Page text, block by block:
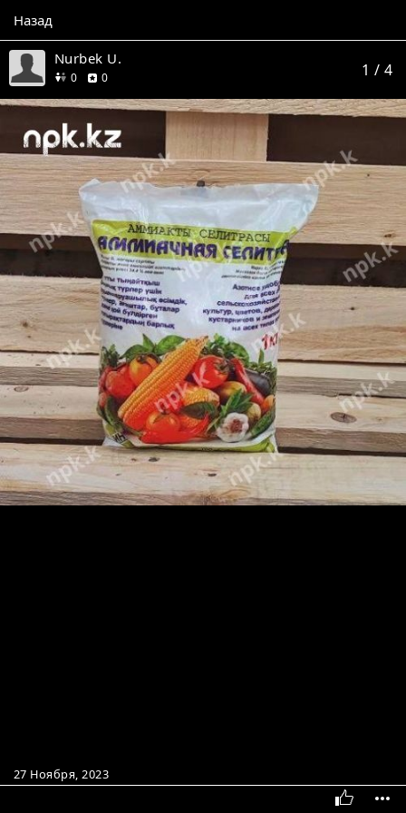
Назад
Nurbek U.
0друзей
0отзывов 1 / 4
27 Ноября, 2023